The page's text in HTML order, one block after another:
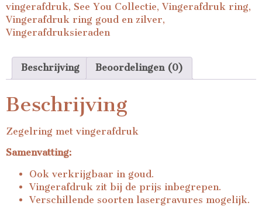
vingerafdruk, See You Collectie, Vingerafdruk ring,
Vingerafdruk ring goud en zilver,
Vingerafdruksieraden
Beschrijving Beoordelingen (0)
Beschrijving
Zegelring met vingerafdruk
Samenvatting:
Ook verkrijgbaar in goud.
Vingerafdruk zit bij de prijs inbegrepen.
Verschillende soorten lasergravures mogelijk.